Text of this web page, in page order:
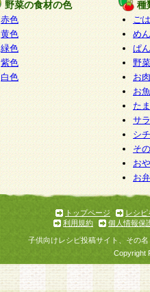
野菜の食材の色
赤色
黄色
緑色
紫色
白色
種
ご
めん
ぱん
野
お
お
た
サ
シ
そ
お
お
トップページ
レシピ
利用規約
個人情報保
子供向けレシピ投稿サイト、その
Copyright